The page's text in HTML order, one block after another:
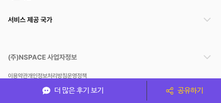
더 많은 후기 보기 공유하기
서비스 제공 국가
(주)NSPACE 사업자정보
이용약관개인정보처리방침운영정책
스페이스클라우드는 통신판매중개자이며 통신판매의 당사자가 아닙니다. 따라서 스페이스클
라우드는 공간 거래정보 및 거래에 대해 책임지지 않습니다.